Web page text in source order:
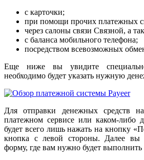
с карточки;
при помощи прочих платежных
через салоны связи Связной, а
с баланса мобильного телефона;
посредством всевозможных
Еще ниже вы увидите
необходимо будет указать нужную
Для отправки денежных средств
платежном сервисе или каком-либо
будет всего лишь нажать на кнопку
кнопка с левой стороны. Далее вы
форму, где вам нужно будет